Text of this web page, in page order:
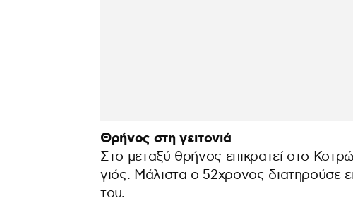
Θρήνος στη γειτονιά
Στο μεταξύ θρήνος επικρατεί στο
γιός. Μάλιστα ο 52χρονος διατηρούσε
του.